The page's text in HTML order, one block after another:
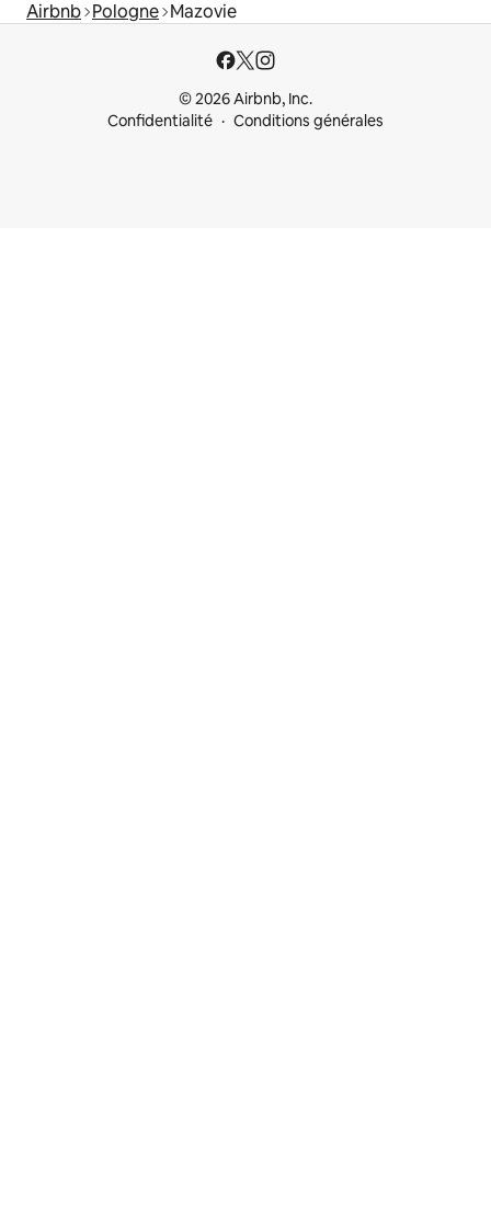
Airbnb Pologne Mazovie
© 2026 Airbnb, Inc.
Confidentialité
Conditions générales